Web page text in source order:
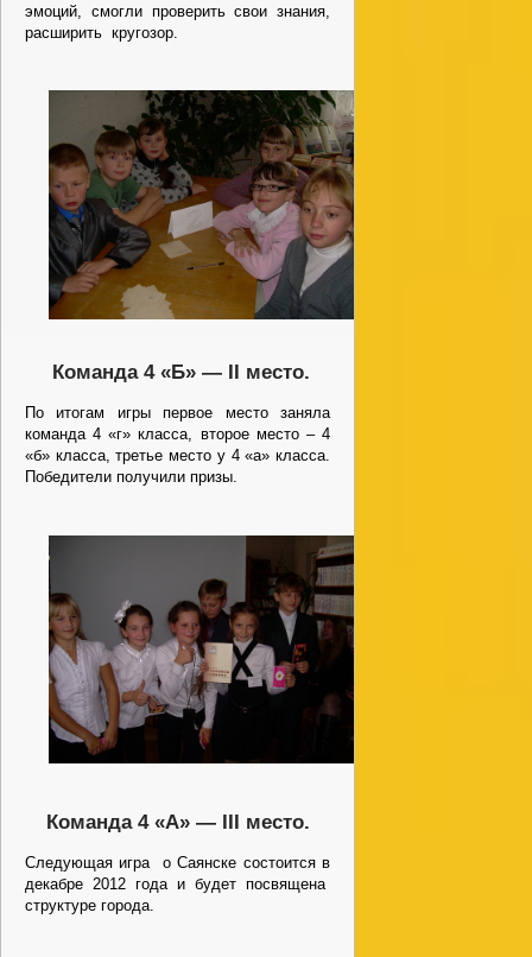
эмоций, смогли проверить свои знания,
расширить кругозор.
Команда 4 «Б» — место.
По итогам игры первое место заняла
команда 4 «г» класса, второе место – 4
«б» класса, третье место у 4 «а» класса.
Победители получили призы.
Команда 4 «А» — III место.
Следующая игра о Саянске состоится в
декабре 2012 года и будет посвящена
структуре города.